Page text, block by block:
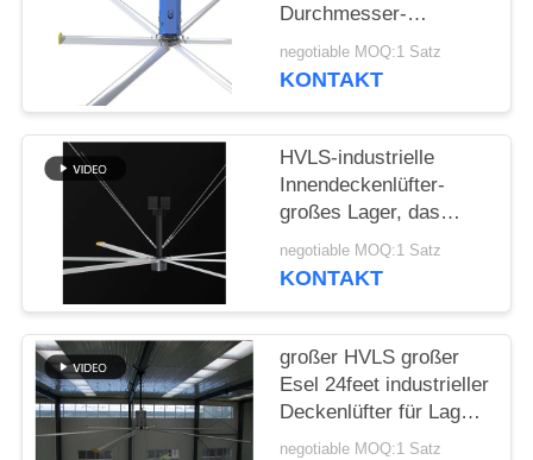
Durchmesser-
des Deckenlüfter-5m
negotiable MOQ:1 Satz
KONTAKT
HVLS-industrielle
Innendeckenlüfter-
großes Lager, das
Motor PMSM BLDC
abkühlt
negotiable MOQ:1 Satz
KONTAKT
großer HVLS großer
Esel 24feet industrieller
Deckenlüfter für Lager
Nord-Motor 1.5kw
negotiable MOQ:1 Satz